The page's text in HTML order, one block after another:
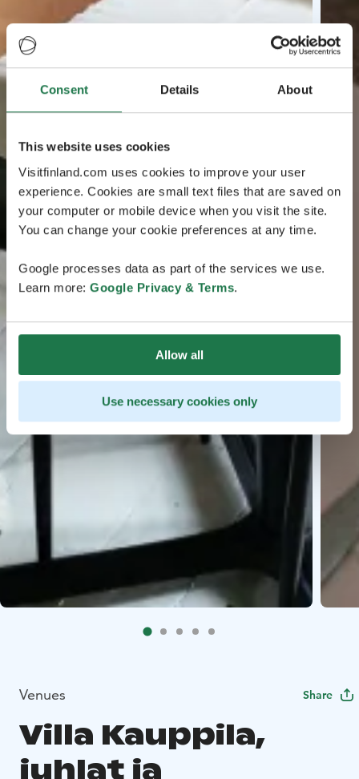
Consent Details About
This website uses cookies
Visitfinland.com uses cookies to improve your user
experience. Cookies are small text files that are saved on
your computer or mobile device when you visit the site.
You can change your cookie preferences at any time.
Google processes data as part of the services we use.
Learn more: Google Privacy & Terms.
Allow all
Use necessary cookies only
Venues Share
Villa Kauppila,
juhlat ja